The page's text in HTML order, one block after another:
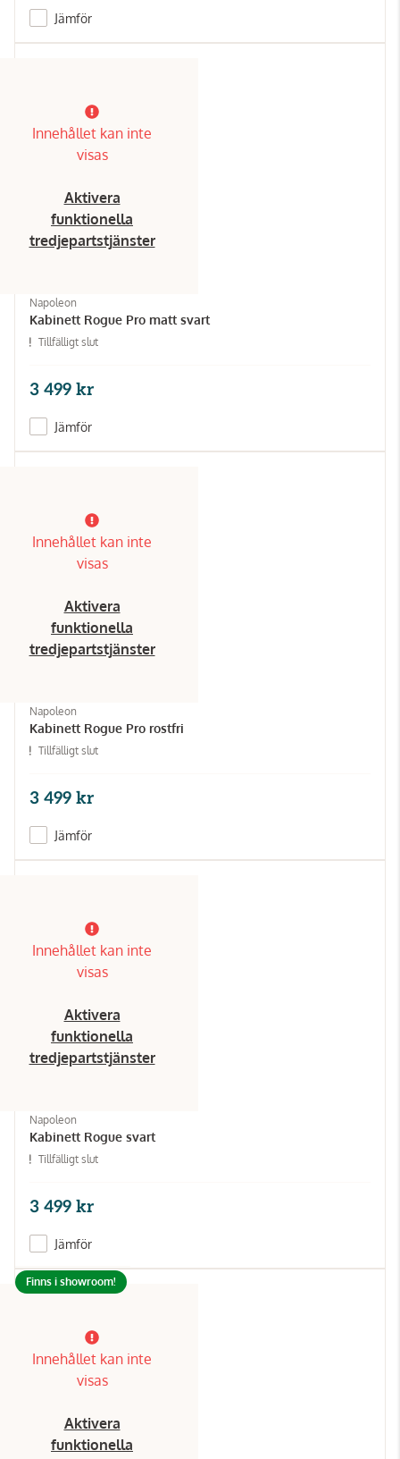
Jämför
Innehållet kan inte
visas
Aktivera
funktionella
tredjepartstjänster
Napoleon
Kabinett Rogue Pro matt svart
Tillfälligt slut
3 499 kr
Jämför
Innehållet kan inte
visas
Aktivera
funktionella
tredjepartstjänster
Napoleon
Kabinett Rogue Pro rostfri
Tillfälligt slut
3 499 kr
Jämför
Innehållet kan inte
visas
Aktivera
funktionella
tredjepartstjänster
Napoleon
Kabinett Rogue svart
Tillfälligt slut
3 499 kr
Jämför
Innehållet kan inte
visas
Aktivera
funktionella
Finns i showroom!